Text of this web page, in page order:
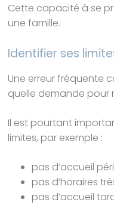
Cette capacité à se
une famille.
Identifier ses
Une erreur fréquente
quelle demande pour
Il est pourtant
limites, par exemple :
pas d’accueil
pas d’horaires
pas d’accueil